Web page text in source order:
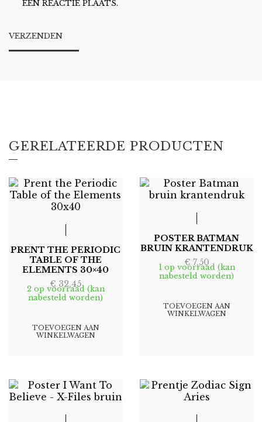
EEN REACTIE PLAATS.
GERELATEERDE PRODUCTEN
PRENT THE PERIODIC
TABLE OF THE
ELEMENTS 30×40
€ 32,45
2 op voorraad (kan
nabesteld worden)
TOEVOEGEN AAN
WINKELWAGEN
POSTER BATMAN
BRUIN KRANTENDRUK
€ 7,50
1 op voorraad (kan
nabesteld worden)
TOEVOEGEN AAN
WINKELWAGEN